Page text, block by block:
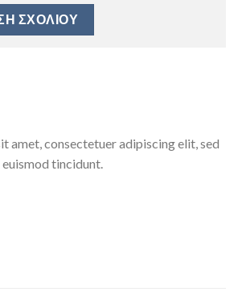
amet, consectetuer adipiscing elit, sed
tincidunt.